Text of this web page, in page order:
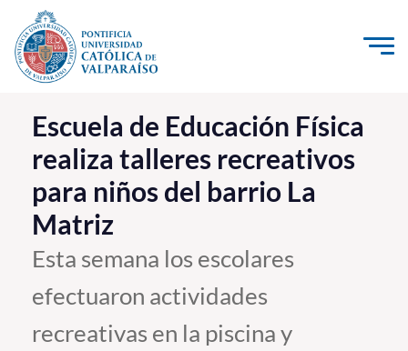
Click acá para ir directamente al contenido
La Universidad
Investigación, Creación e Innovación
PUCV Internacional
Vinculación con el Medio
Admisión
Escuela de Educación Física
realiza talleres recreativos
para niños del barrio La
Matriz
Esta semana los escolares
efectuaron actividades
recreativas en la piscina y